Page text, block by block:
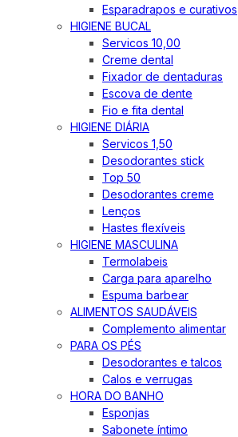
Esparadrapos e curativos
HIGIENE BUCAL
Servicos 10,00
Creme dental
Fixador de dentaduras
Escova de dente
Fio e fita dental
HIGIENE DIÁRIA
Servicos 1,50
Desodorantes stick
Top 50
Desodorantes creme
Lenços
Hastes flexíveis
HIGIENE MASCULINA
Termolabeis
Carga para aparelho
Espuma barbear
ALIMENTOS SAUDÁVEIS
Complemento alimentar
PARA OS PÉS
Desodorantes e talcos
Calos e verrugas
HORA DO BANHO
Esponjas
Sabonete íntimo